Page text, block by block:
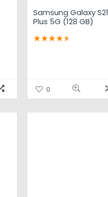
Samsung Galaxy S21
Plus 5G (128 GB)
★★★★★
0